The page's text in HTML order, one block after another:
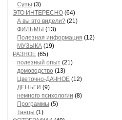
Супы (3)
ЭТО ИНТЕРЕСНО (64)
А вы это видели? (21)
ФИЛЬМЫ (13)
Полезная информация (12)
МУЗЫКА (19)
РАЗНОЕ (65)
полезный опыт (21)
домоводство (13)
Цветочно-ДАЧНОЕ (12)
ДЕНЬГИ (9)
немного психологии (8)
Программы (5)
Танцы (1)